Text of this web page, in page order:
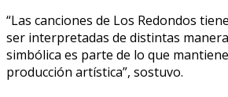
“Las canciones de Los Redondos
ser interpretadas de distintas
simbólica es parte de lo que
producción artística”, sostuvo.